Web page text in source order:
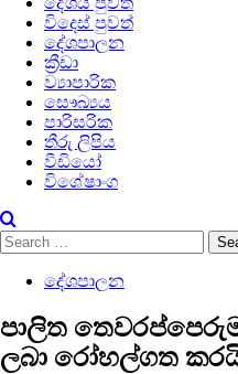
විදෙස් පුවත්
දේශපාලන
ක්‍රීඩා
ව්‍යාපාරික
සෞඛ්‍යය
පාරිසරික
තීරු ලිපිය
වීඩියෝ
විශේෂාංග
Search
for:
දේශපාලන
පාලිත
ලබා රෝහල්ගත